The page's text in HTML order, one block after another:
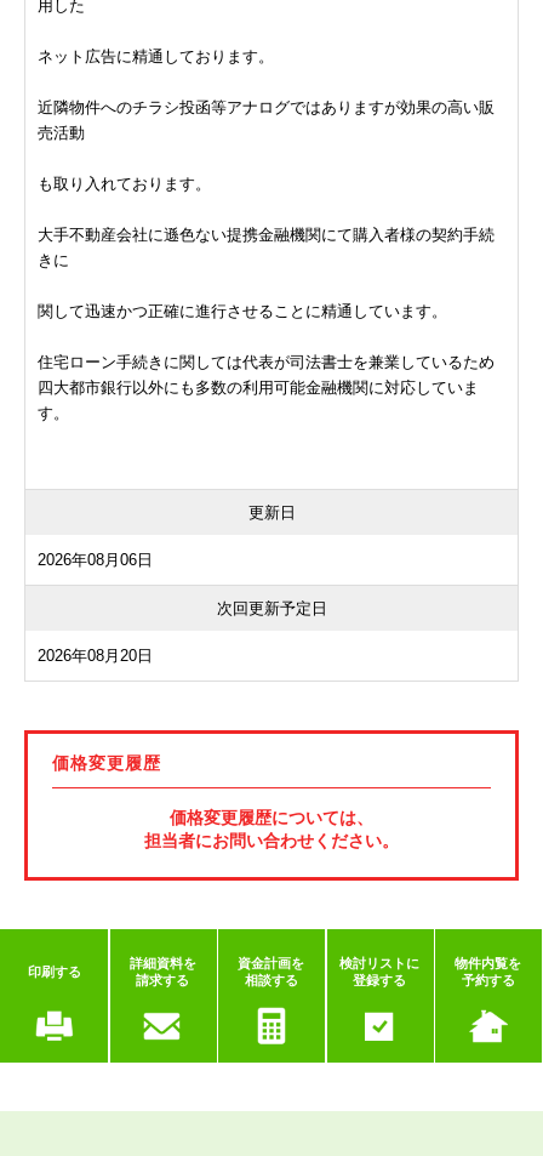
用した
ネット広告に精通しております。
近隣物件へのチラシ投函等アナログではありますが効果の高い販
売活動
も取り入れております。
大手不動産会社に遜色ない提携金融機関にて購入者様の契約手続
きに
関して迅速かつ正確に進行させることに精通しています。
住宅ローン手続きに関しては代表が司法書士を兼業しているため
四大都市銀行以外にも多数の利用可能金融機関に対応していま
す。
更新日
2026年08月06日
次回更新予定日
2026年08月20日
価格変更履歴
価格変更履歴については、
担当者にお問い合わせください。
印刷する
詳細資料を
請求する
資金計画を
相談する
検討リストに
登録する
物件内覧を
予約する